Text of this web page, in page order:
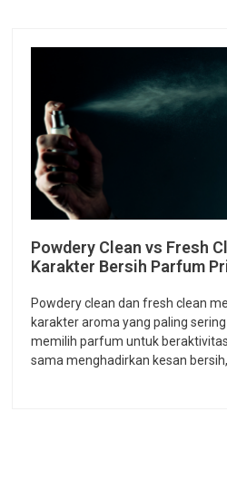
Powdery Clean vs Fresh
Karakter Bersih Parfum
Powdery clean dan fresh clean
karakter aroma yang paling
memilih parfum untuk
sama menghadirkan kesan